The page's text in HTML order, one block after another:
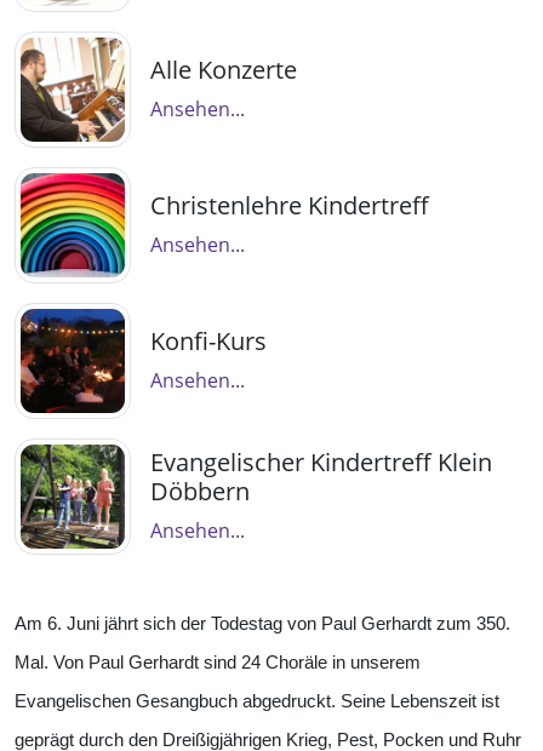
Alle Konzerte
Ansehen...
Christenlehre Kindertreff
Ansehen...
Konfi-Kurs
Ansehen...
Evangelischer Kindertreff Klein
Döbbern
Ansehen...
Am 6. Juni jährt sich der Todestag von Paul Gerhardt zum 350.
Mal. Von Paul Gerhardt sind 24 Choräle in unserem
Evangelischen Gesangbuch abgedruckt. Seine Lebenszeit ist
geprägt durch den Dreißigjährigen Krieg, Pest, Pocken und Ruhr